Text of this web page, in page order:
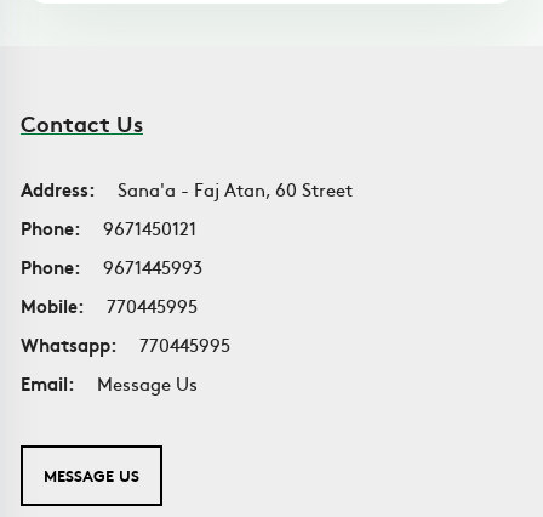
Contact Us
Address:
Sana'a - Faj Atan, 60 Street
Phone:
9671450121
Phone:
9671445993
Mobile:
770445995
Whatsapp:
770445995
Email:
Message Us
MESSAGE US